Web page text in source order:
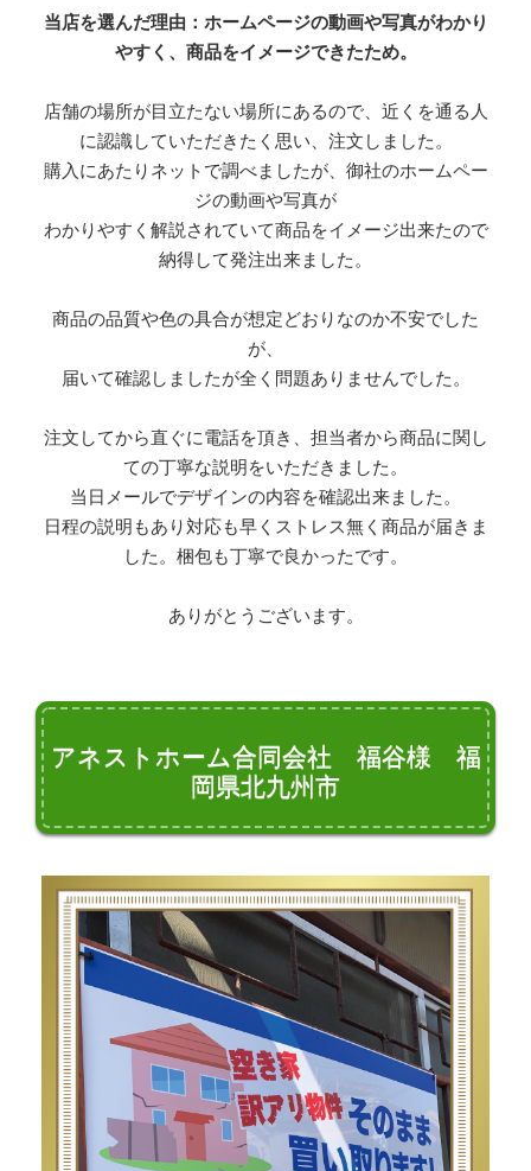
当店を選んだ理由：ホームページの動画や写真がわかり
やすく、商品をイメージできたため。
店舗の場所が目立たない場所にあるので、近くを通る人
に認識していただきたく思い、注文しました。
購入にあたりネットで調べましたが、御社のホームペー
ジの動画や写真が
わかりやすく解説されていて商品をイメージ出来たので
納得して発注出来ました。
商品の品質や色の具合が想定どおりなのか不安でした
が、
届いて確認しましたが全く問題ありませんでした。
注文してから直ぐに電話を頂き、担当者から商品に関し
ての丁寧な説明をいただきました。
当日メールでデザインの内容を確認出来ました。
日程の説明もあり対応も早くストレス無く商品が届きま
した。梱包も丁寧で良かったです。
ありがとうございます。
アネストホーム合同会社 福谷様 福
岡県北九州市